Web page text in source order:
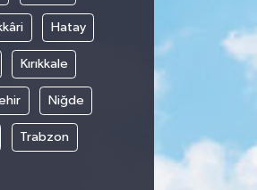
Hatay
Kırıkkale
Niğde
Trabzon